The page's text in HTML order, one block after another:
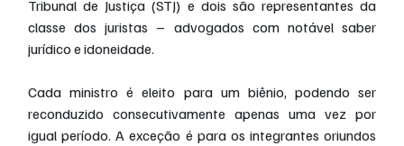
Tribunal de Justiça (STJ) e dois são representantes da
classe dos juristas – advogados com notável saber
jurídico e idoneidade.
Cada ministro é eleito para um biênio, podendo ser
reconduzido consecutivamente apenas uma vez por
igual período. A exceção é para os integrantes oriundos